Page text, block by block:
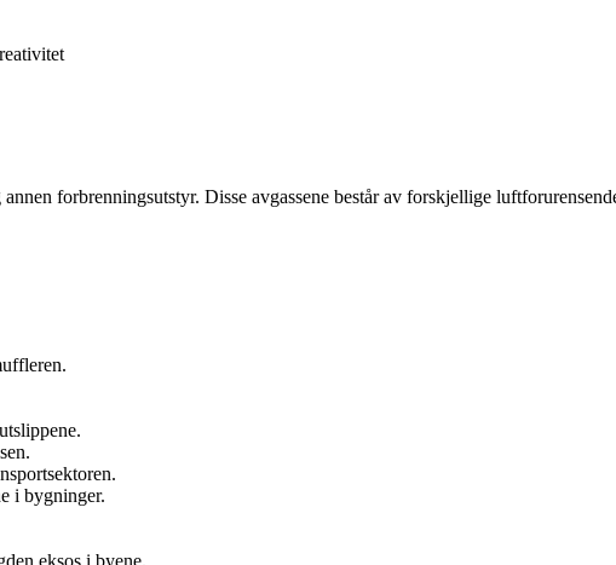
forbrenningsutstyr. Disse avgassene består av forskjellige
i bygninger.
eksos i byene.